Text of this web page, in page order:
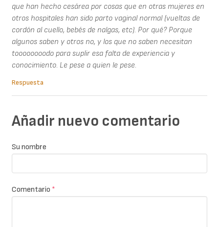
que han hecho cesárea por cosas que en otras mujeres en
otros hospitales han sido parto vaginal normal (vueltas de
cordón al cuello, bebés de nalgas, etc). Por qué? Porque
algunos saben y otros no, y los que no saben necesitan
toooooooodo para suplir esa falta de experiencia y
conocimiento. Le pese a quien le pese.
Respuesta
Añadir nuevo comentario
Su nombre
Comentario *